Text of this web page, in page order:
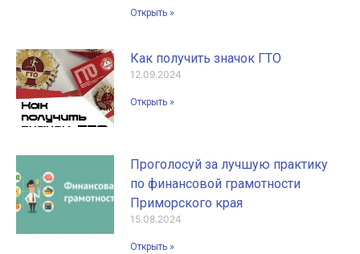
Открыть »
Как получить значок ГТО
12.09.2024
Открыть »
Проголосуй за лучшую практику
по финансовой грамотности
Приморского края
15.08.2024
Открыть »